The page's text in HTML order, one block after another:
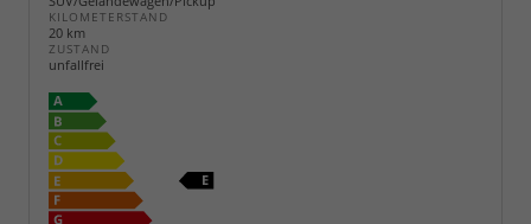
KILOMETERSTAND
20 km
ZUSTAND
unfallfrei